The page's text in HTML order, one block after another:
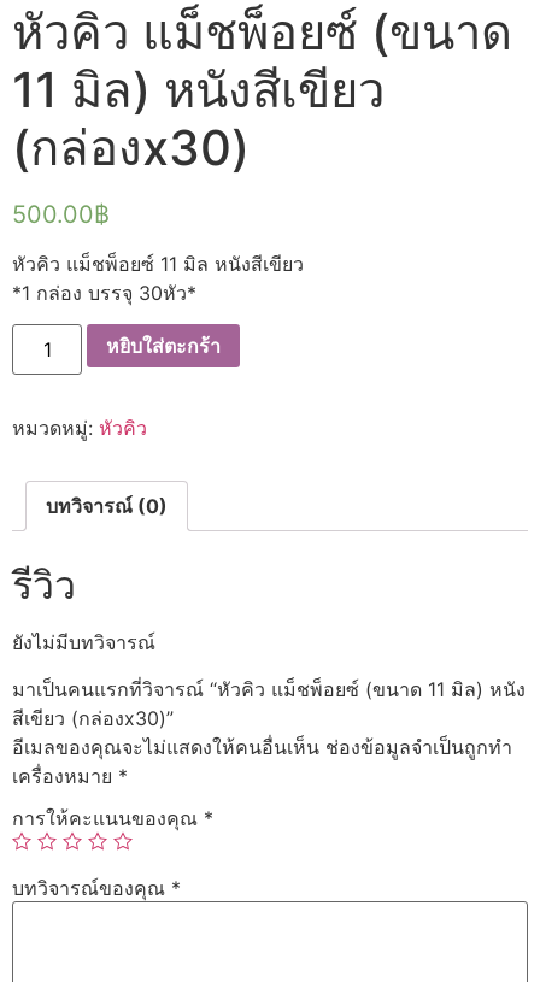
หัวคิว แม็ชพ็อยซ์ (ขนาด
11 มิล) หนังสีเขียว
(กล่องx30)
500.00฿
หัวคิว แม็ชพ็อยซ์ 11 มิล หนังสีเขียว
*1 กล่อง บรรจุ 30หัว*
จำนวน
คิว
11
เขียว
(กล่องx30)
หยิบใส่ตะกร้า
หมวดหมู่: หัวคิว
บทวิจารณ์ (0)
รีวิว
ยังไม่มีบทวิจารณ์
มาเป็นคนแรกที่วิจารณ์ “หัวคิว แม็ชพ็อยซ์ (ขนาด 11 มิล) หนัง
สีเขียว (กล่องx30)”
อีเมลของคุณจะไม่แสดงให้คนอื่นเห็น ช่องข้อมูลจำเป็นถูกทำ
เครื่องหมาย *
การให้คะแนนของคุณ *
บทวิจารณ์ของคุณ *